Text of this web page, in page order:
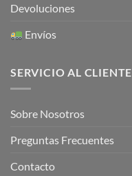
Devoluciones
Envíos
SERVICIO AL CLIENTE
Sobre Nosotros
Preguntas Frecuentes
Contacto